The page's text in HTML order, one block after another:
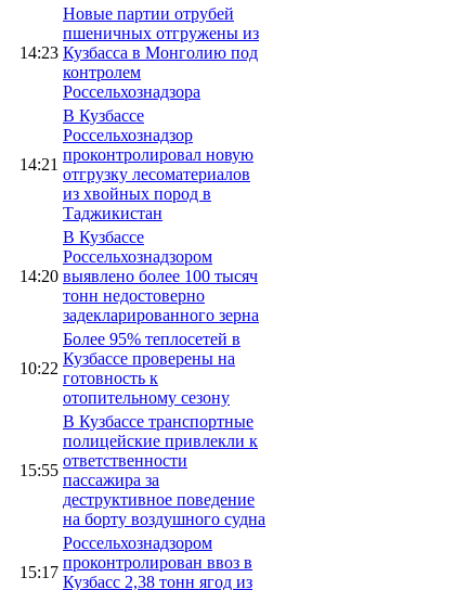
14:23
Новые партии отрубей
пшеничных отгружены из
Кузбасса в Монголию под
контролем
Россельхознадзора
14:21
В Кузбассе
Россельхознадзор
проконтролировал новую
отгрузку лесоматериалов
из хвойных пород в
Таджикистан
14:20
В Кузбассе
Россельхознадзором
выявлено более 100 тысяч
тонн недостоверно
задекларированного зерна
10:22
Более 95% теплосетей в
Кузбассе проверены на
готовность к
отопительному сезону
15:55
В Кузбассе транспортные
полицейские привлекли к
ответственности
пассажира за
деструктивное поведение
на борту воздушного судна
15:17
Россельхознадзором
проконтролирован ввоз в
Кузбасс 2,38 тонн ягод из